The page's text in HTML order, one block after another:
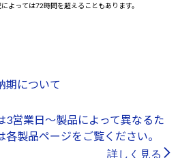
よっては72時間を超えることもあります。
期について
3営業日～製品によって異なるた
製品ページをご覧ください。
詳しく見る